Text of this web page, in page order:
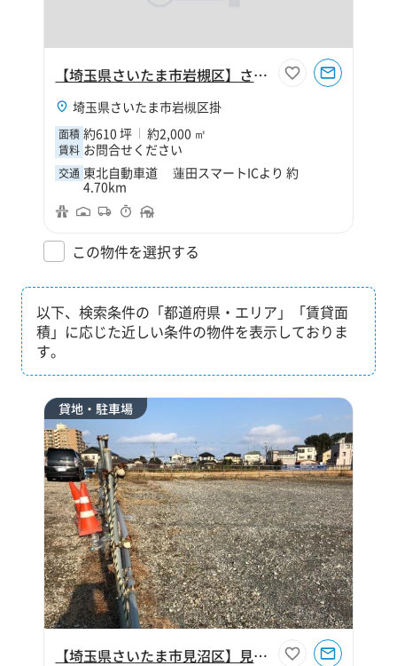
【埼玉県さいたま市岩槻区】さいたま市岩槻区掛610坪倉庫
埼玉県さいたま市岩槻区掛
面積 約610 坪 約2,000 ㎡
賃料 お問合せください
交通 東北自動車道 蓮田スマートICより 約
4.70km
この物件を選択する
以下、検索条件の「都道府県・エリア」「賃貸面
積」に応じた近しい条件の物件を表示しておりま
す。
貸地・駐車場
【埼玉県さいたま市見沼区】見沼区風渡野貸地